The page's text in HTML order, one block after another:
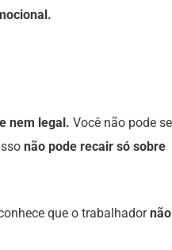
nem legal. Você não pode
não pode recair só sobre
que o trabalhadornão